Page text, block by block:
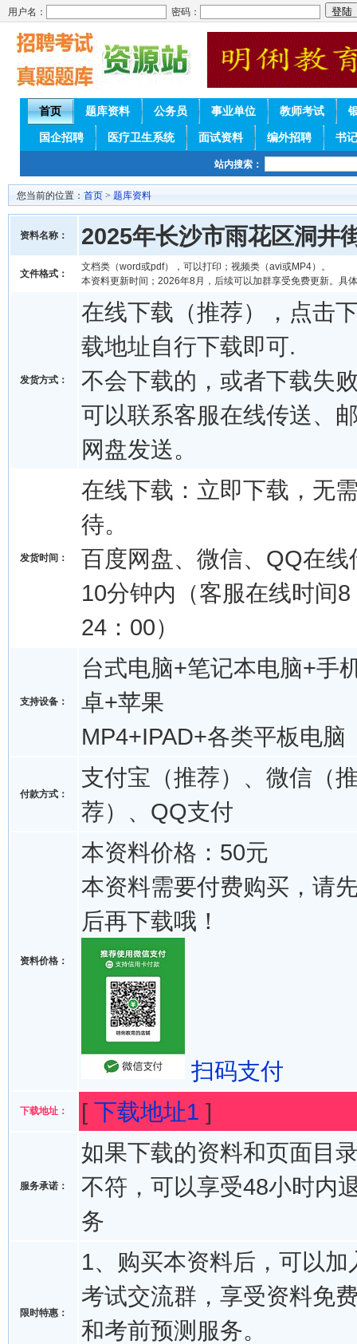
用户名： 密码：
首页 题库资料 公务员 事业单位 教师考试
国企招聘 医疗卫生系统 面试资料 编外招聘 书
站内搜索：
您当前的位置： 首页 > 题库资料
资料名称： 2025年长沙市雨花区洞井
文件格式：
文档类（word或pdf），可以打印；视频类（avi或MP4）。
本资料更新时间；2026年8月，后续可以加群享受免费更新。具
发货方式：
在线下载（推荐），点击
载地址自行下载即可.
不会下载的，或者下载失
可以联系客服在线传送、
网盘发送。
发货时间：
在线下载：立即下载，无
待。
百度网盘、微信、QQ在线
10分钟内（客服在线时间8
24：00）
支持设备：
台式电脑+笔记本电脑+手
卓+苹果
MP4+IPAD+各类平板电脑
付款方式：
支付宝（推荐）、微信（
荐）、QQ支付
资料价格：
本资料价格：50元
本资料需要付费购买，请
后再下载哦！
扫码支付
下载地址： [ 下载地址1 ]
服务承诺：
如果下载的资料和页面目
不符，可以享受48小时内
务
限时特惠：
1、购买本资料后，可以加
考试交流群，享受资料免
和考前预测服务。